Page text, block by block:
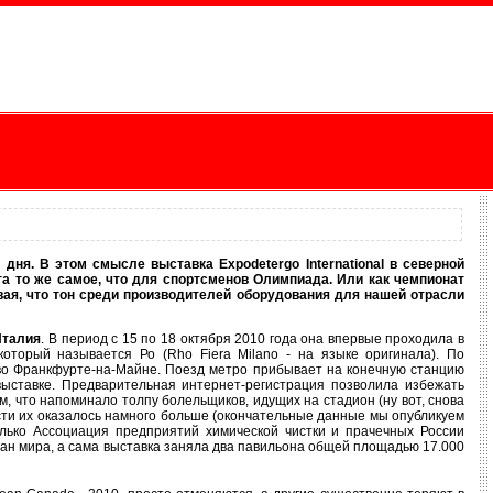
В этом смысле выставка Expodetergo International в северной
то же самое, что для спортсменов Олимпиада. Или как чемпионат
что тон среди производителей оборудования для нашей отрасли
. В период с 15 по 18 октября 2010 года она впервые проходила в
называется Ро (Rho Fiera Milano - на языке оригинала). По
Франкфурте-на-Майне. Поезд метро прибывает на конечную станцию
Предварительная интернет-регистрация позволила избежать
напоминало толпу болельщиков, идущих на стадион (ну вот, снова
их оказалось намного больше (окончательные данные мы опубликуем
Ассоциация предприятий химической чистки и прачечных России
мира, а сама выставка заняла два павильона общей площадью 17.000